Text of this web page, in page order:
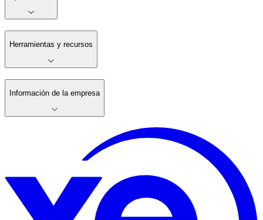
Herramientas y recursos
Información de la empresa